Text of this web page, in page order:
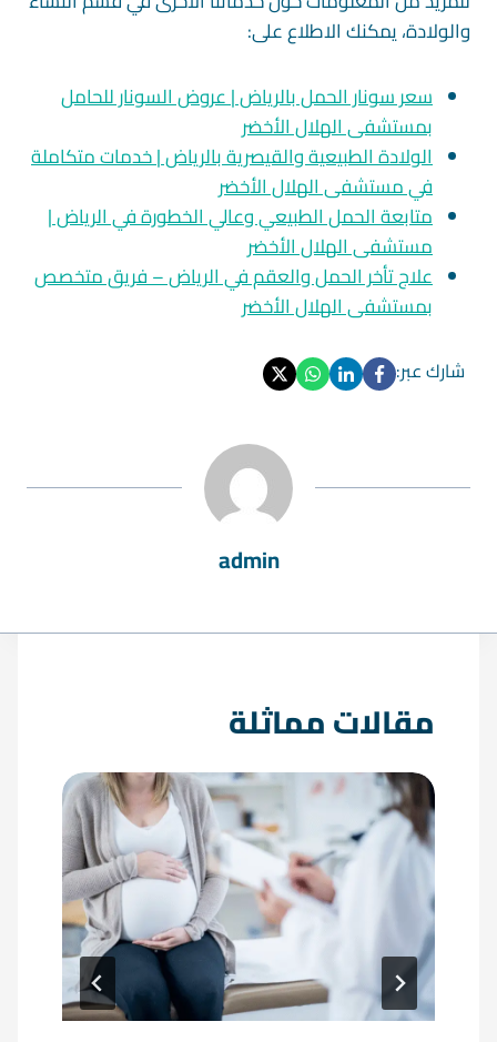
والولادة، يمكنك الاطلاع على:
سعر سونار الحمل بالرياض | عروض السونار للحامل
بمستشفى الهلال الأخضر
الولادة الطبيعية والقيصرية بالرياض | خدمات متكاملة
في مستشفى الهلال الأخضر
متابعة الحمل الطبيعي وعالي الخطورة في الرياض |
مستشفى الهلال الأخضر
علاج تأخر الحمل والعقم في الرياض – فريق متخصص
بمستشفى الهلال الأخضر
شارك عبر:
admin
مقالات مماثلة